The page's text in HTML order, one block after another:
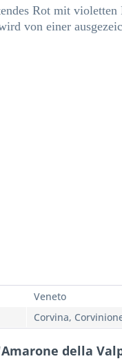
Rot mit
von einer
Veneto
Corvina,
della